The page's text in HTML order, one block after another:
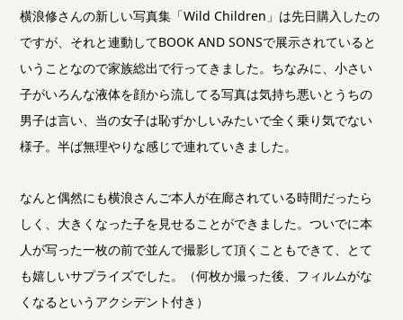
横浪修さんの新しい写真集「Wild Children」は先日購入したの
ですが、それと連動してBOOK AND SONSで展示されていると
いうことなので家族総出で行ってきました。ちなみに、小さい
子がいろんな液体を顔から流してる写真は気持ち悪いとうちの
男子は言い、当の女子は恥ずかしいみたいで全く乗り気でない
様子。半ば無理やりな感じで連れていきました。
なんと偶然にも横浪さんご本人が在廊されている時間だったら
しく、大きくなった子を見せることができました。ついでに本
人が写った一枚の前で並んで撮影して頂くこともできて、とて
も嬉しいサプライズでした。（何枚か撮った後、フィルムがな
くなるというアクシデント付き）